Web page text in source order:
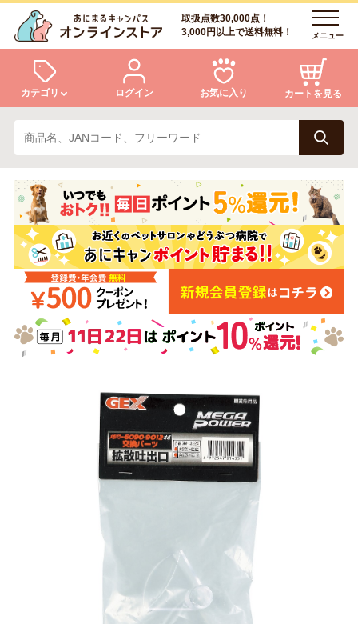
取扱点数30,000点！
3,000円以上で送料無料！
メニュー
カテゴリ
犬 猫
小動物・鳥 アクア・爬虫類・昆虫
ドッグフード キャットフード
美容・ケア用品 服・おさんぽ用品
日用品（デイリー） リビング雑貨
トリマーグッズ シニアサポート
ログイン お気に入り カートを見る
ログイン
会員登録
あにまるキャンパスについて
アフターサービス
商品リクエスト
お問い合わせ